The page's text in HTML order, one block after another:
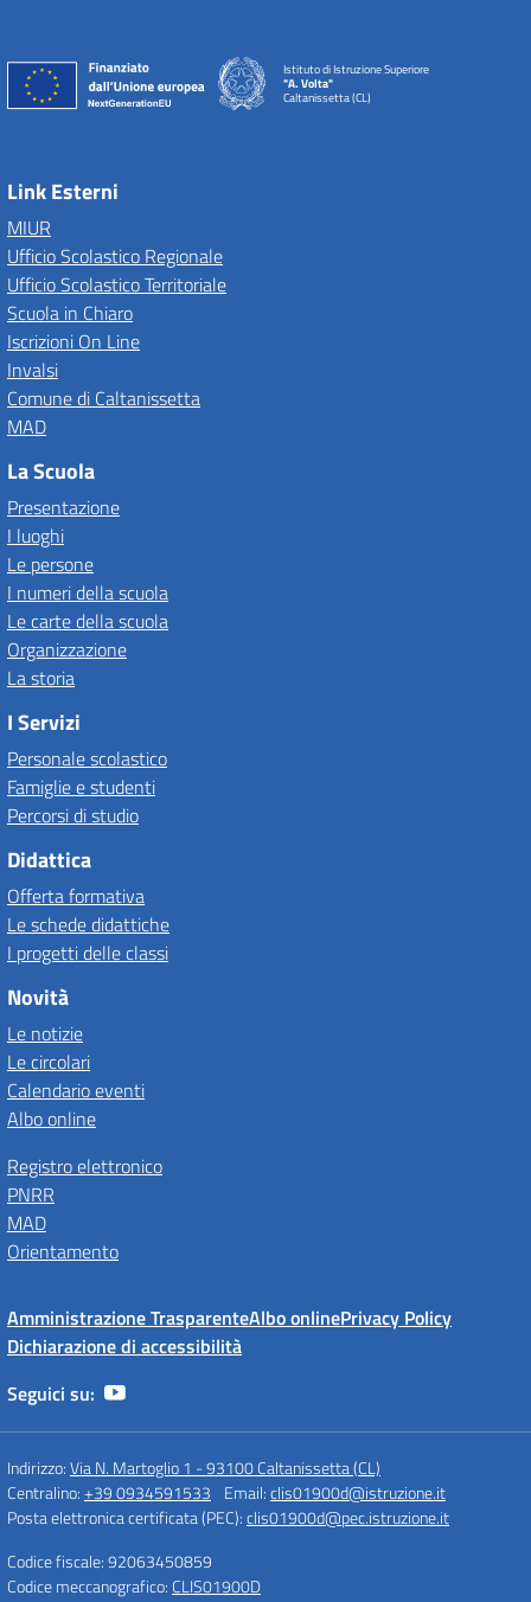
Istituto di Istruzione Superiore
"A. Volta"
Caltanissetta (CL)
Link Esterni
MIUR
Ufficio Scolastico Regionale
Ufficio Scolastico Territoriale
Scuola in Chiaro
Iscrizioni On Line
Invalsi
Comune di Caltanissetta
MAD
La Scuola
Presentazione
I luoghi
Le persone
I numeri della scuola
Le carte della scuola
Organizzazione
La storia
I Servizi
Personale scolastico
Famiglie e studenti
Percorsi di studio
Didattica
Offerta formativa
Le schede didattiche
I progetti delle classi
Novità
Le notizie
Le circolari
Calendario eventi
Albo online
Registro elettronico
PNRR
MAD
Orientamento
Amministrazione TrasparenteAlbo onlinePrivacy Policy
Dichiarazione di accessibilità
Seguici su:
Indirizzo:Via N. Martoglio 1 - 93100 Caltanissetta (CL)
Centralino:+39 0934591533 Email:clis01900d@istruzione.it
Posta elettronica certificata (PEC):clis01900d@pec.istruzione.it
Codice fiscale: 92063450859
Codice meccanografico: CLIS01900D